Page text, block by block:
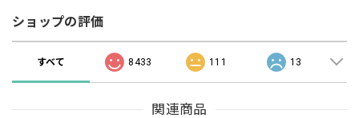
ショップの評価
すべて 8433 111 13
関連商品